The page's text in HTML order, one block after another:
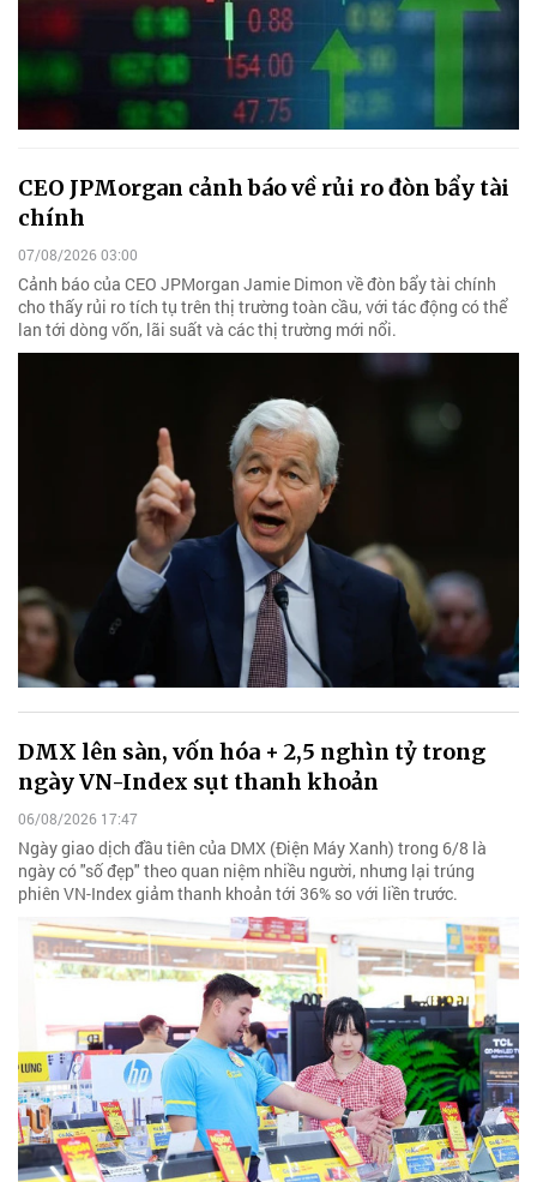
CEO JPMorgan cảnh báo về rủi ro đòn bẩy tài
chính
07/08/2026 03:00
Cảnh báo của CEO JPMorgan Jamie Dimon về đòn bẩy tài chính
cho thấy rủi ro tích tụ trên thị trường toàn cầu, với tác động có thể
lan tới dòng vốn, lãi suất và các thị trường mới nổi.
DMX lên sàn, vốn hóa + 2,5 nghìn tỷ trong
ngày VN-Index sụt thanh khoản
06/08/2026 17:47
Ngày giao dịch đầu tiên của DMX (Điện Máy Xanh) trong 6/8 là
ngày có "số đẹp" theo quan niệm nhiều người, nhưng lại trúng
phiên VN-Index giảm thanh khoản tới 36% so với liền trước.